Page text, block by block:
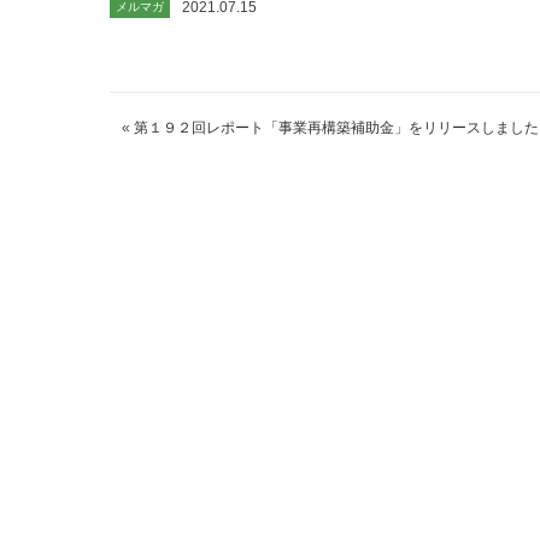
メルマガ 2021.07.15
«第１９２回レポート「事業再構築補助金」をリリースしました